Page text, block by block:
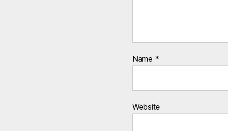
Name *
Website